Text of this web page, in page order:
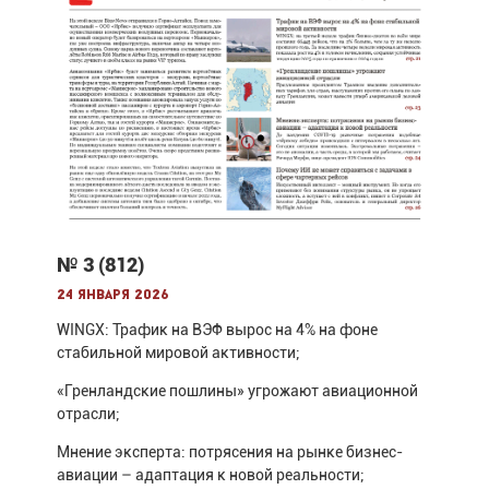
№ 3 (812)
24 января 2026
WINGX: Трафик на ВЭФ вырос на 4% на фоне
стабильной мировой активности;
«Гренландские пошлины» угрожают авиационной
отрасли;
Мнение эксперта: потрясения на рынке бизнес-
авиации – адаптация к новой реальности;